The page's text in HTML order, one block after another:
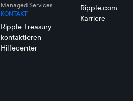
Managed Services
KONTAKT
Ripple Treasury
kontaktieren
Hilfecenter
Ripple.com
Karriere